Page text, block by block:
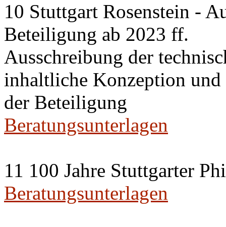
10 Stuttgart Rosenstein -
Beteiligung ab 2023 ff.
Ausschreibung der
inhaltliche Konzeption
der Beteiligung
Beratungsunterlagen
11 100 Jahre Stuttgarter
Beratungsunterlagen